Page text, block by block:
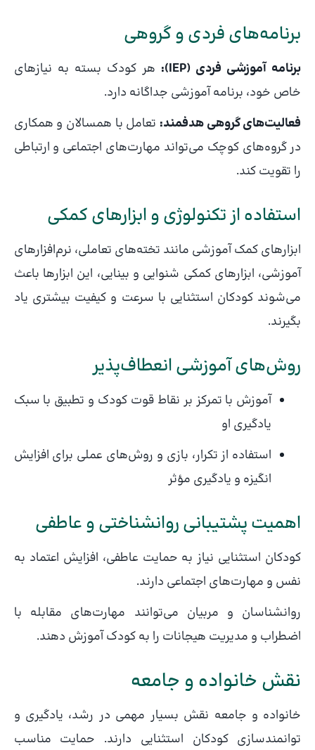
برنامه‌های فردی و گروهی
برنامه آموزشی فردی (IEP):
هر کودک بسته به نیازهای
خاص خود، برنامه آموزشی جداگانه دارد.
فعالیت‌های گروهی هدفمند: تعامل با همسالان و همکاری
در گروه‌های کوچک می‌تواند مهارت‌های اجتماعی و ارتباطی
را تقویت کند.
استفاده از تکنولوژی و ابزارهای کمکی
ابزارهای کمک آموزشی مانند تخته‌های تعاملی، نرم‌افزارهای
آموزشی، ابزارهای کمکی شنوایی و بینایی، این ابزارها باعث
می‌شوند کودکان استثنایی با سرعت و کیفیت بیشتری یاد
بگیرند.
روش‌های آموزشی انعطاف‌پذیر
آموزش با تمرکز بر نقاط قوت کودک و تطبیق با سبک
یادگیری او
استفاده از تکرار، بازی و روش‌های عملی برای افزایش
انگیزه و یادگیری مؤثر
اهمیت پشتیبانی روانشناختی و عاطفی
کودکان استثنایی نیاز به حمایت عاطفی، افزایش اعتماد به
نفس و مهارت‌های اجتماعی دارند.
روانشناسان و مربیان می‌توانند مهارت‌های مقابله با
اضطراب و مدیریت هیجانات را به کودک آموزش دهند.
نقش خانواده و جامعه
خانواده و جامعه نقش بسیار مهمی در رشد، یادگیری و
توانمندسازی کودکان استثنایی دارند. حمایت مناسب